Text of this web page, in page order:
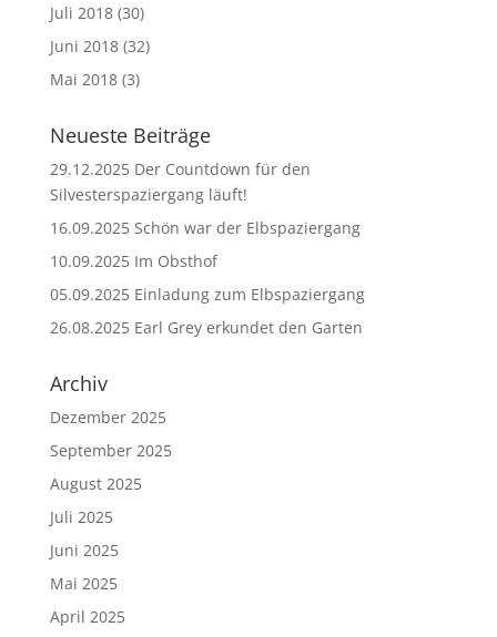
Juli 2018(30)
Juni 2018(32)
Mai 2018(3)
Neueste Beiträge
29.12.2025 Der Countdown für den
Silvesterspaziergang läuft!
16.09.2025 Schön war der Elbspaziergang
10.09.2025 Im Obsthof
05.09.2025 Einladung zum Elbspaziergang
26.08.2025 Earl Grey erkundet den Garten
Archiv
Dezember 2025
September 2025
August 2025
Juli 2025
Juni 2025
Mai 2025
April 2025